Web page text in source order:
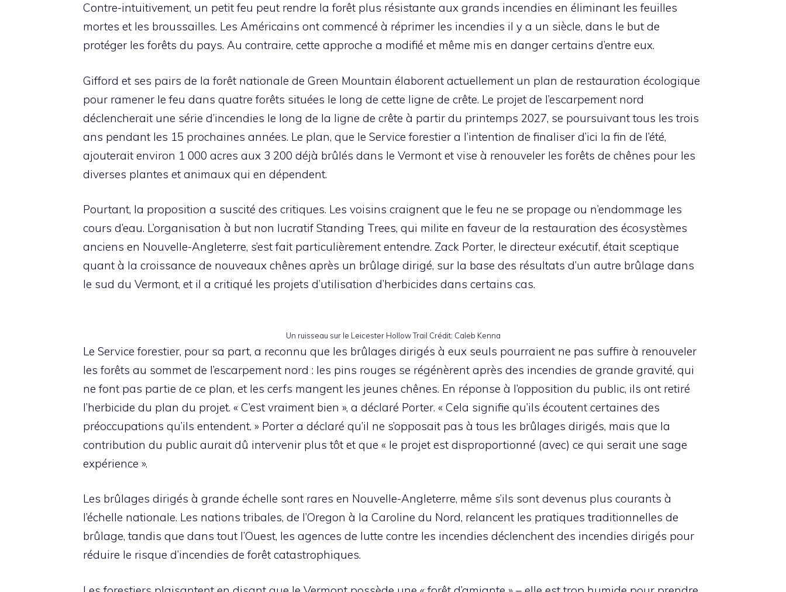
Contre-intuitivement, un petit feu peut rendre la forêt plus résistante aux grands incendies en éliminant les feuilles
mortes et les broussailles. Les Américains ont commencé à réprimer les incendies il y a un siècle, dans le but de
protéger les forêts du pays. Au contraire, cette approche a modifié et même mis en danger certains d’entre eux.
Gifford et ses pairs de la forêt nationale de Green Mountain élaborent actuellement un plan de restauration écologique
pour ramener le feu dans quatre forêts situées le long de cette ligne de crête. Le projet de l’escarpement nord
déclencherait une série d’incendies le long de la ligne de crête à partir du printemps 2027, se poursuivant tous les trois
ans pendant les 15 prochaines années. Le plan, que le Service forestier a l’intention de finaliser d’ici la fin de l’été,
ajouterait environ 1 000 acres aux 3 200 déjà brûlés dans le Vermont et vise à renouveler les forêts de chênes pour les
diverses plantes et animaux qui en dépendent.
Pourtant, la proposition a suscité des critiques. Les voisins craignent que le feu ne se propage ou n’endommage les
cours d’eau. L’organisation à but non lucratif Standing Trees, qui milite en faveur de la restauration des écosystèmes
anciens en Nouvelle-Angleterre, s’est fait particulièrement entendre. Zack Porter, le directeur exécutif, était sceptique
quant à la croissance de nouveaux chênes après un brûlage dirigé, sur la base des résultats d’un autre brûlage dans
le sud du Vermont, et il a critiqué les projets d’utilisation d’herbicides dans certains cas.
Un ruisseau sur le Leicester Hollow Trail Crédit: Caleb Kenna
Le Service forestier, pour sa part, a reconnu que les brûlages dirigés à eux seuls pourraient ne pas suffire à renouveler
les forêts au sommet de l’escarpement nord : les pins rouges se régénèrent après des incendies de grande gravité, qui
ne font pas partie de ce plan, et les cerfs mangent les jeunes chênes. En réponse à l’opposition du public, ils ont retiré
l’herbicide du plan du projet. « C’est vraiment bien », a déclaré Porter. « Cela signifie qu’ils écoutent certaines des
préoccupations qu’ils entendent. » Porter a déclaré qu’il ne s’opposait pas à tous les brûlages dirigés, mais que la
contribution du public aurait dû intervenir plus tôt et que « le projet est disproportionné (avec) ce qui serait une sage
expérience ».
Les brûlages dirigés à grande échelle sont rares en Nouvelle-Angleterre, même s’ils sont devenus plus courants à
l’échelle nationale. Les nations tribales, de l’Oregon à la Caroline du Nord, relancent les pratiques traditionnelles de
brûlage, tandis que dans tout l’Ouest, les agences de lutte contre les incendies déclenchent des incendies dirigés pour
réduire le risque d’incendies de forêt catastrophiques.